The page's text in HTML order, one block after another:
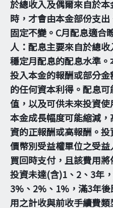
於總收入及偶爾來自於
時，才會由本金部份支
固定不變。C月配息適合
人：配息主要來自於總
穩定月配息的配息水準
投入本金的報酬或部分
的任何資本利得。配息
值，以及可供未來投資
本金成長幅度可能縮減
資的正報酬或高報酬。
價幣別受益權單位之受
買回時支付，且該費用
投資未達(含)1、2、3年
3%、2%、1%，滿3年
用之計收與前收手續費